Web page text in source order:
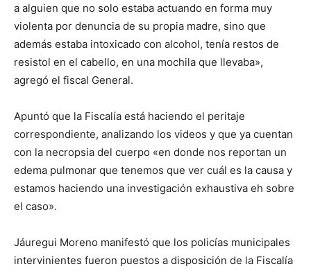
a alguien que no solo estaba actuando en forma muy
violenta por denuncia de su propia madre, sino que
además estaba intoxicado con alcohol, tenía restos de
resistol en el cabello, en una mochila que llevaba»,
agregó el fiscal General.
Apuntó que la Fiscalía está haciendo el peritaje
correspondiente, analizando los videos y que ya cuentan
con la necropsia del cuerpo «en donde nos reportan un
edema pulmonar que tenemos que ver cuál es la causa y
estamos haciendo una investigación exhaustiva eh sobre
el caso».
Jáuregui Moreno manifestó que los policías municipales
intervinientes fueron puestos a disposición de la Fiscalía